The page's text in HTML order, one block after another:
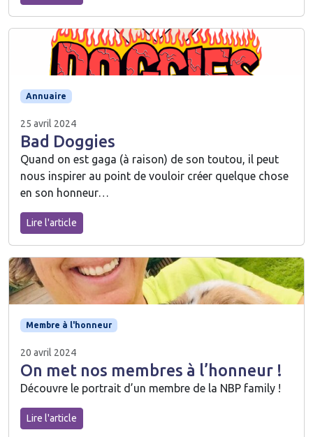
Annuaire
25 avril 2024
Bad Doggies
Quand on est gaga (à raison) de son toutou, il peut
nous inspirer au point de vouloir créer quelque chose
en son honneur…
Lire l'article
Membre à l'honneur
20 avril 2024
On met nos membres à l’honneur !
Découvre le portrait d’un membre de la NBP family !
Lire l'article